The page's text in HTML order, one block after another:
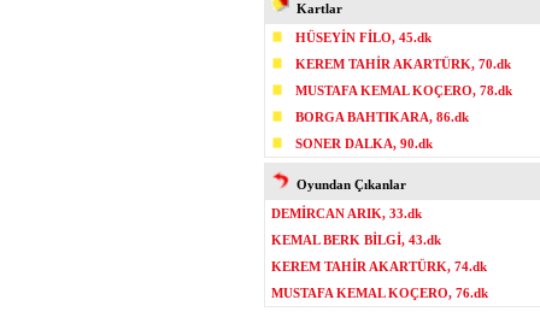
Kartlar
HÜSEYİN FİLO, 45.dk
KEREM TAHİR AKARTÜRK, 70.dk
MUSTAFA KEMAL KOÇERO, 78.dk
BORGA BAHTIKARA, 86.dk
SONER DALKA, 90.dk
Oyundan Çıkanlar
DEMİRCAN ARIK, 33.dk
KEMAL BERK BİLGİ, 43.dk
KEREM TAHİR AKARTÜRK, 74.dk
MUSTAFA KEMAL KOÇERO, 76.dk